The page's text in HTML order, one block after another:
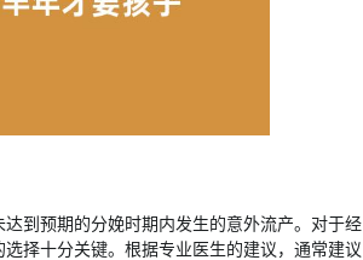
到预期的分娩时期内发生的意外流产。对于经
择十分关键。根据专业医生的建议，通常建议